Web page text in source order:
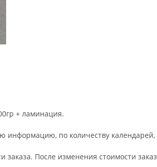
+ ламинация.
информацию, по количеству календарей,
заказа. После изменения стоимости